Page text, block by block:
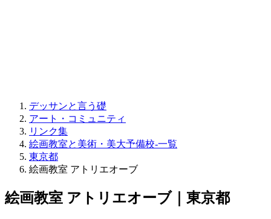
デッサンと言う礎
アート・コミュニティ
リンク集
絵画教室と美術・美大予備校-一覧
東京都
絵画教室 アトリエオーブ
絵画教室 アトリエオーブ｜東京都